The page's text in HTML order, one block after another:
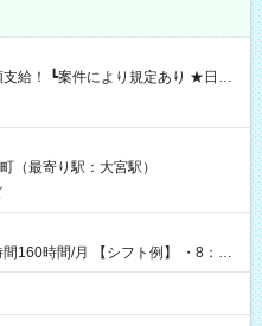
たその日に現金GET♪ お仕事後はコ
ます！ 【試用期間】試
（最寄り駅：大宮駅）
シフト例】 ・8：00